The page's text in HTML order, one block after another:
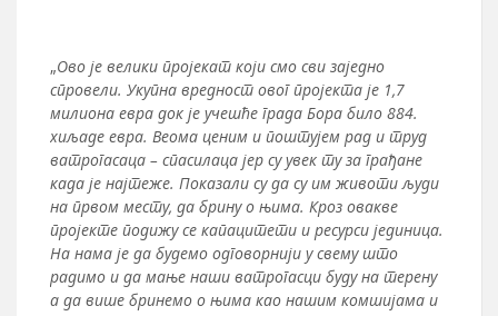
„Ово је велики пројекат који смо сви заједно
спровели. Укупна вредност овог пројекта је 1,7
милиона евра док је учешће града Бора било 884.
хиљаде евра. Веома ценим и поштујем рад и труд
ватрогасаца – спасилаца јер су увек ту за грађане
када је најтеже. Показали су да су им животи људи
на првом месту, да брину о њима. Кроз овакве
пројекте подижу се капацитети и ресурси јединица.
На нама је да будемо одговорнији у свему што
радимо и да мање наши ватрогасци буду на терену
а да више бринемо о њима као нашим комшијама и